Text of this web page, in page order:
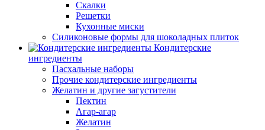
Скалки
Решетки
Кухонные миски
Силиконовые формы для шоколадных плиток
Кондитерские
ингредиенты
Пасхальные наборы
Прочие кондитерские ингредиенты
Желатин и другие загустители
Пектин
Агар-агар
Желатин